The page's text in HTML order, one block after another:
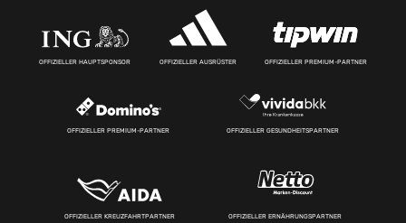
OFFIZIELLER HAUPTSPONSOR OFFIZIELLER AUSRÜSTER OFFIZIELLER PREMIUM-PARTNER
OFFIZIELLER PREMIUM-PARTNER OFFIZIELLER GESUNDHEITSPARTNER
OFFIZIELLER KREUZFAHRTPARTNER OFFIZIELLER ERNÄHRUNGSPARTNER